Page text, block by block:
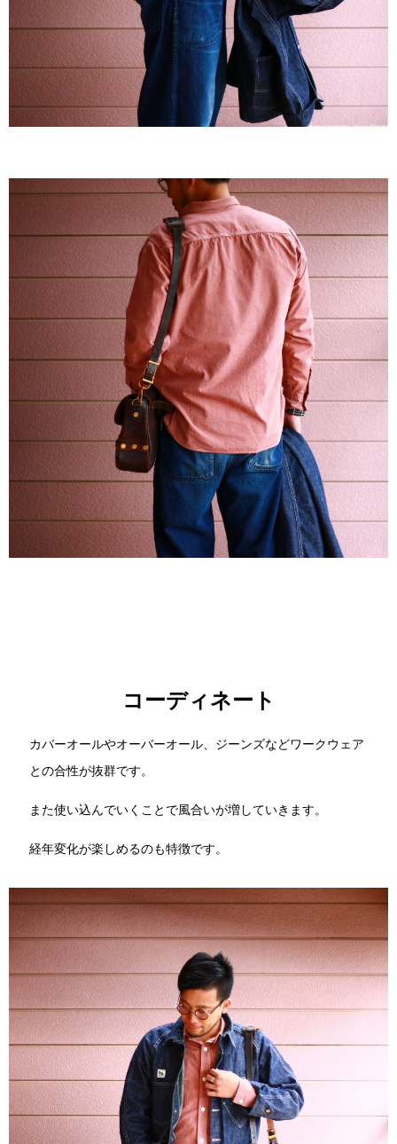
コーディネート
カバーオールやオーバーオール、ジーンズなどワークウェア
との合性が抜群です。
また使い込んでいくことで風合いが増していきます。
経年変化が楽しめるのも特徴です。